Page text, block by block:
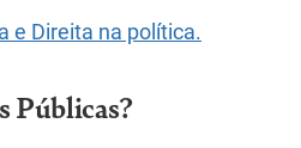
e Direita na política.
Públicas?